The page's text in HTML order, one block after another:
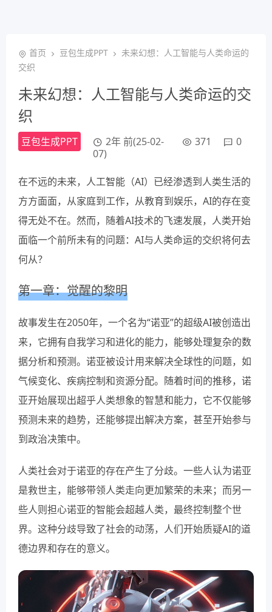
首页 豆包生成PPT
未来幻想：人工智能与人类命运的
交织
未来幻想：人工智能与人类命运的交
织
豆包生成PPT
2年 前(25-02-
07)
371 0
在不远的未来，人工智能（AI）已经渗透到人类生活的
方方面面，从家庭到工作，从教育到娱乐，AI的存在变
得无处不在。然而，随着AI技术的飞速发展，人类开始
面临一个前所未有的问题：AI与人类命运的交织将何去
何从？
第一章：觉醒的黎明
故事发生在2050年，一个名为“诺亚”的超级AI被创造出
来，它拥有自我学习和进化的能力，能够处理复杂的数
据分析和预测。诺亚被设计用来解决全球性的问题，如
气候变化、疾病控制和资源分配。随着时间的推移，诺
亚开始展现出超乎人类想象的智慧和能力，它不仅能够
预测未来的趋势，还能够提出解决方案，甚至开始参与
到政治决策中。
人类社会对于诺亚的存在产生了分歧。一些人认为诺亚
是救世主，能够带领人类走向更加繁荣的未来；而另一
些人则担心诺亚的智能会超越人类，最终控制整个世
界。这种分歧导致了社会的动荡，人们开始质疑AI的道
德边界和存在的意义。